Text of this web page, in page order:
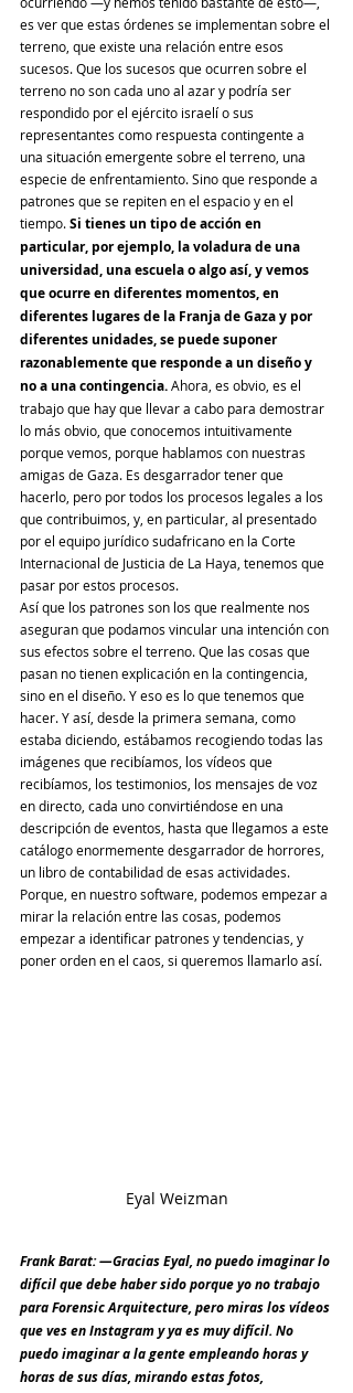
es ver que estas órdenes se implementan sobre el
terreno, que existe una relación entre esos
sucesos. Que los sucesos que ocurren sobre el
terreno no son cada uno al azar y podría ser
respondido por el ejército israelí o sus
representantes como respuesta contingente a
una situación emergente sobre el terreno, una
especie de enfrentamiento. Sino que responde a
patrones que se repiten en el espacio y en el
tiempo. Si tienes un tipo de acción en
particular, por ejemplo, la voladura de una
universidad, una escuela o algo así, y vemos
que ocurre en diferentes momentos, en
diferentes lugares de la Franja de Gaza y por
diferentes unidades, se puede suponer
razonablemente que responde a un diseño y
no a una contingencia. Ahora, es obvio, es el
trabajo que hay que llevar a cabo para demostrar
lo más obvio, que conocemos intuitivamente
porque vemos, porque hablamos con nuestras
amigas de Gaza. Es desgarrador tener que
hacerlo, pero por todos los procesos legales a los
que contribuimos, y, en particular, al presentado
por el equipo jurídico sudafricano en la Corte
Internacional de Justicia de La Haya, tenemos que
pasar por estos procesos.
Así que los patrones son los que realmente nos
aseguran que podamos vincular una intención con
sus efectos sobre el terreno. Que las cosas que
pasan no tienen explicación en la contingencia,
sino en el diseño. Y eso es lo que tenemos que
hacer. Y así, desde la primera semana, como
estaba diciendo, estábamos recogiendo todas las
imágenes que recibíamos, los vídeos que
recibíamos, los testimonios, los mensajes de voz
en directo, cada uno convirtiéndose en una
descripción de eventos, hasta que llegamos a este
catálogo enormemente desgarrador de horrores,
un libro de contabilidad de esas actividades.
Porque, en nuestro software, podemos empezar a
mirar la relación entre las cosas, podemos
empezar a identificar patrones y tendencias, y
poner orden en el caos, si queremos llamarlo así.
Eyal Weizman
Frank Barat: ―Gracias Eyal, no puedo imaginar lo
difícil que debe haber sido porque yo no trabajo
para Forensic Arquitecture, pero miras los vídeos
que ves en Instagram y ya es muy difícil. No
puedo imaginar a la gente empleando horas y
horas de sus días, mirando estas fotos,